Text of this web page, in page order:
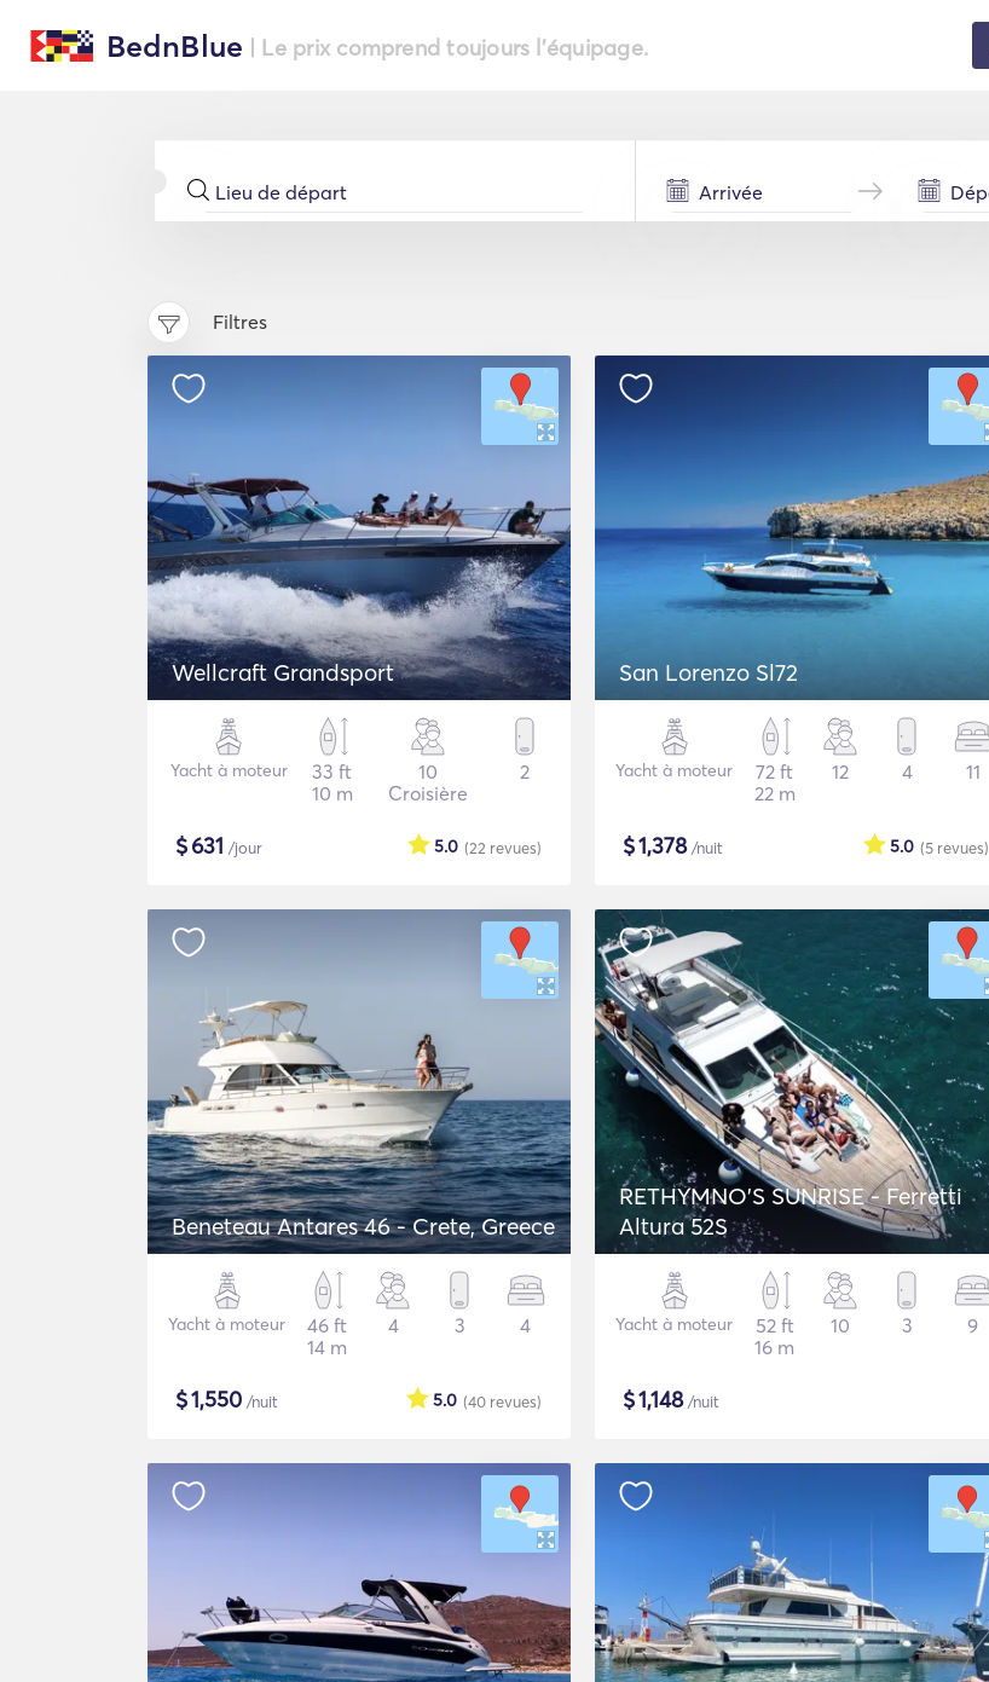
BednBlue | Le prix comprend toujours l'équipage.
Filtres
Wellcraft Grandsport
Yacht à moteur
33 ft
10 m
10
Croisière
2
$631 /jour (22 revues)
5.0
San Lorenzo Sl72
Yacht à moteur
72 ft
22 m
12 4 11
$1,378/nuit (5 revues)
5.0
Beneteau Antares 46 - Crete, Greece
Yacht à moteur
46 ft
14 m
4 3 4
$1,550 /nuit (40 revues)
5.0
RETHYMNO'S SUNRISE - Ferretti
Altura 52S
Yacht à moteur
52 ft
16 m
10 3 9
$1,148/nuit